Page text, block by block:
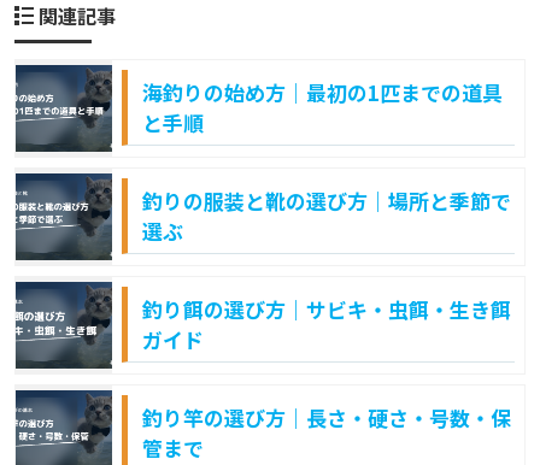
関連記事
海釣りの始め方｜最初の1匹までの道具
と手順
釣りの服装と靴の選び方｜場所と季節で
選ぶ
釣り餌の選び方｜サビキ・虫餌・生き餌
ガイド
釣り竿の選び方｜長さ・硬さ・号数・保
管まで